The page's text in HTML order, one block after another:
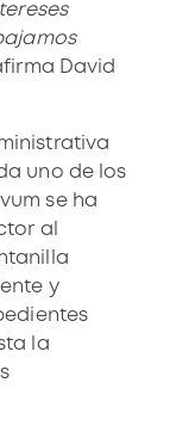
David
uno de los
se ha
al
y
la